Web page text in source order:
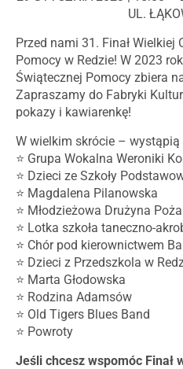
UL.
Przed nami 31. Finał Wielkiej
Pomocy w Redzie! W 2023
Świątecznej Pomocy zbiera
Zapraszamy do Fabryki
pokazy i kawiarenkę!
W wielkim skrócie – wystąpią
⭐️ Grupa Wokalna Weroniki
⭐️ Dzieci ze Szkoły
⭐️ Magdalena Pilanowska
⭐️ Młodzieżowa Drużyna
⭐️ Lotka szkoła taneczno-
⭐️ Chór pod kierownictwem
⭐️ Dzieci z Przedszkola w
⭐️ Marta Głodowska
⭐️ Rodzina Adamsów
⭐️ Old Tigers Blues Band
⭐️ Powroty
Jeśli chcesz wspomóc Finał